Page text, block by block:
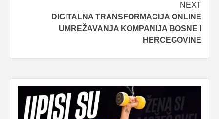
NEXT
DIGITALNA TRANSFORMACIJA ONLINE
UMREŽAVANJA KOMPANIJA BOSNE I
HERCEGOVINE